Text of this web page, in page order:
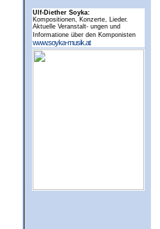
Ulf-Diether Soyka:
Kompositionen, Konzerte, Lieder.
Aktuelle Veranstalt- ungen und
Informatione über den Komponisten
www.soyka-musik.at